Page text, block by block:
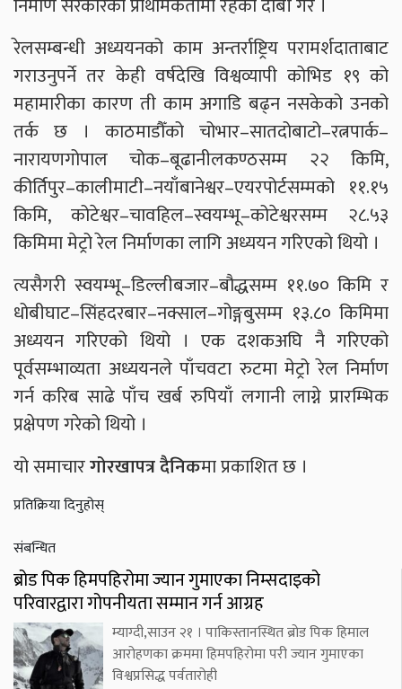
रेलसम्बन्धी अध्ययनको काम अन्तर्राष्ट्रिय परामर्शदाताबाट
गराउनुपर्ने तर केही वर्षदेखि विश्वव्यापी कोभिड १९ को
महामारीका कारण ती काम अगाडि बढ्न नसकेको उनको
तर्क छ । काठमाडौँको चोभार–सातदोबाटो–रत्नपार्क–
नारायणगोपाल चोक–बूढानीलकण्ठसम्म २२ किमि,
कीर्तिपुर–कालीमाटी–नयाँबानेश्वर–एयरपोर्टसम्मको ११.१५
किमि, कोटेश्वर–चावहिल–स्वयम्भू–कोटेश्वरसम्म २८.५३
किमिमा मेट्रो रेल निर्माणका लागि अध्ययन गरिएको थियो ।
त्यसैगरी स्वयम्भू–डिल्लीबजार–बौद्धसम्म ११.७० किमि र
धोबीघाट–सिंहदरबार–नक्साल–गोङ्गबुसम्म १३.८० किमिमा
अध्ययन गरिएको थियो । एक दशकअघि नै गरिएको
पूर्वसम्भाव्यता अध्ययनले पाँचवटा रुटमा मेट्रो रेल निर्माण
गर्न करिब साढे पाँच खर्ब रुपियाँ लगानी लाग्ने प्रारम्भिक
प्रक्षेपण गरेको थियो ।
यो समाचारगोरखापत्र दैनिकमा प्रकाशित छ ।
प्रतिक्रिया दिनुहोस्
संबन्धित
ब्रोड पिक हिमपहिरोमा ज्यान गुमाएका निम्सदाइको
परिवारद्वारा गोपनीयता सम्मान गर्न आग्रह
म्याग्दी,साउन २१ । पाकिस्तानस्थित ब्रोड पिक हिमाल
आरोहणका क्रममा हिमपहिरोमा परी ज्यान गुमाएका
विश्वप्रसिद्ध पर्वतारोही